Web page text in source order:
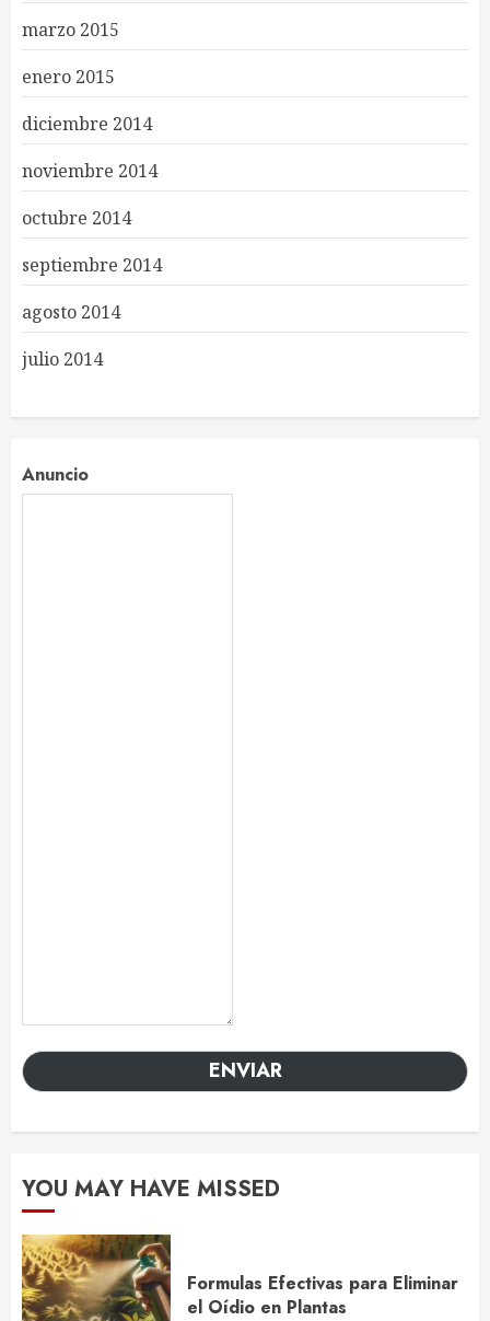
marzo 2015
enero 2015
diciembre 2014
noviembre 2014
octubre 2014
septiembre 2014
agosto 2014
julio 2014
Anuncio
ENVIAR
YOU MAY HAVE MISSED
Formulas Efectivas para Eliminar
el Oídio en Plantas